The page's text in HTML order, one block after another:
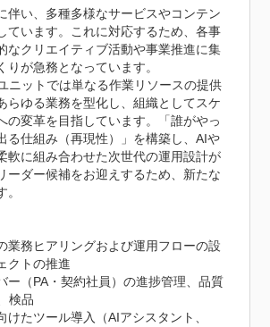
伴い、多種多様なサービスやコンテン
ています。これに対応するため、各事
なクリエイティブ活動や事業推進に集
りが急務となっています。
ニットでは単なる作業リソースの提供
らゆる業務を型化し、組織としてスケ
の変革を目指しています。「誰がやっ
る仕組み（再現性）」を構築し、AIや
軟に組み合わせた次世代の運用設計が
ーダー候補をお迎えするため、新たな
業務ヒアリングおよび運用フローの設
クトの推進
ー（PA・契約社員）の進捗管理、品質
検品
けたツール導入（AIアシスタント、